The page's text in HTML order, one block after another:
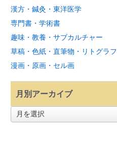
漢方・鍼灸・東洋医学
専門書・学術書
趣味・教養・サブカルチャー
草稿・色紙・直筆物・リトグラフ
漫画・原画・セル画
月別アーカイブ
別